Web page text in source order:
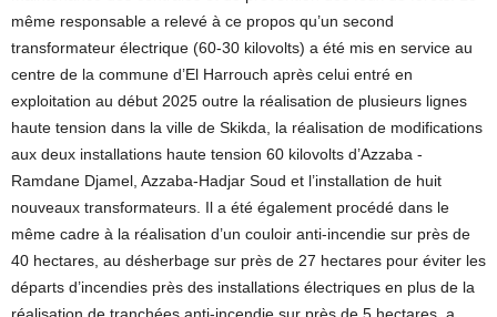
même responsable a relevé à ce propos qu’un second
transformateur électrique (60-30 kilovolts) a été mis en service au
centre de la commune d’El Harrouch après celui entré en
exploitation au début 2025 outre la réalisation de plusieurs lignes
haute tension dans la ville de Skikda, la réalisation de modifications
aux deux installations haute tension 60 kilovolts d’Azzaba -
Ramdane Djamel, Azzaba-Hadjar Soud et l’installation de huit
nouveaux transformateurs. Il a été également procédé dans le
même cadre à la réalisation d’un couloir anti-incendie sur près de
40 hectares, au désherbage sur près de 27 hectares pour éviter les
départs d’incendies près des installations électriques en plus de la